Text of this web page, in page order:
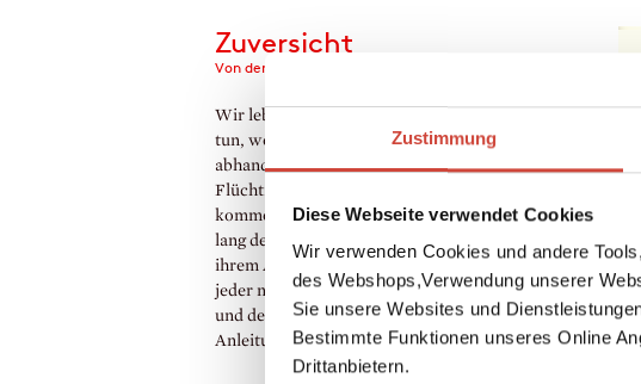
Zustimmung
Diese Webseite verwendet Cookies
Wir verwenden Cookies und andere
des Webshops,Verwendung unserer
Sie unsere Websites und
Bestimmte Funktionen unseres Online
Drittanbietern.
Zuversicht
Von den kleinen Wundern des Lebens
Wir leben in schwierigen Zeiten. Was können wir
tun, wenn uns die Unbeschwertheit
abhandenkommt? Louise Brown weiß um die
Flüchtigkeit des Glücks. Um ihm auf die Spur zu
kommen, stellt sie sich eine Aufgabe: ein Jahr
lang den Sinn zu schärfen für das Gute, das ihr in
ihrem Alltag begegnet. Sie entdeckt, dass auch
jeder noch so finstere Tag Momente der Freude
und des Staunens birgt. Ihr Buch ist eine
Anleitung in der Kunst der Zuversicht.